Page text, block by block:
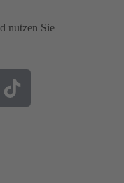
nutzen Sie